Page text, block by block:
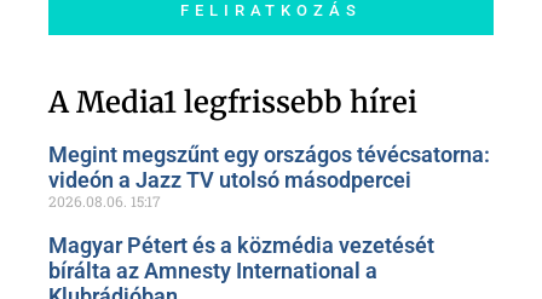
FELIRATKOZÁS
oldalunkon!
A Media1 legfrissebb hírei
Megint megszűnt egy országos tévécsatorna:
videón a Jazz TV utolsó másodpercei
2026.08.06. 15:17
Magyar Pétert és a közmédia vezetését
bírálta az Amnesty International a